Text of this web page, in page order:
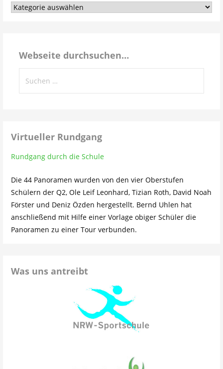
Aus
Webseite durchsuchen…
nach:
Virtueller Rundgang
Rundgang durch die Schule
Die 44 Panoramen wurden von den vier Oberstufen
Schülern der Q2, Ole Leif Leonhard, Tizian Roth, David Noah
Förster und Deniz Özden hergestellt. Bernd Uhlen hat
anschließend mit Hilfe einer Vorlage obiger Schüler die
Panoramen zu einer Tour verbunden.
Was uns antreibt